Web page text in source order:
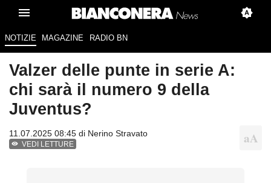
NOTIZIE MAGAZINE RADIO BN
Valzer delle punte in serie A:
chi sarà il numero 9 della
Juventus?
11.07.2025 08:45 di Nerino Stravato
VEDI LETTURE